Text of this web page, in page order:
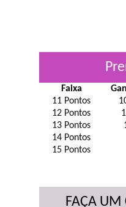
Faixa
11 Pontos
12 Pontos
13 Pontos
14 Pontos
15 Pontos
FAÇA UM